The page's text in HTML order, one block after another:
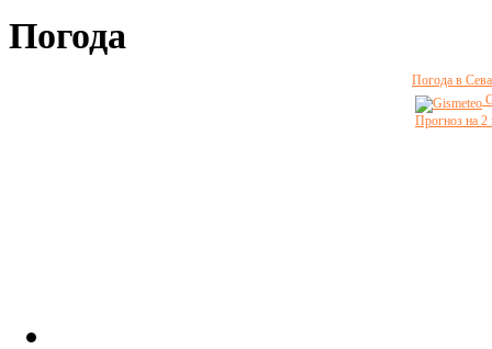
Погода
Погода в
Прогноз на 2